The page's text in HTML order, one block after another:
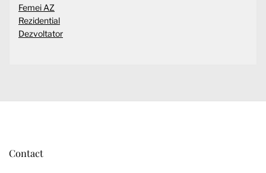
Femei AZ
Rezidential
Dezvoltator
Contact